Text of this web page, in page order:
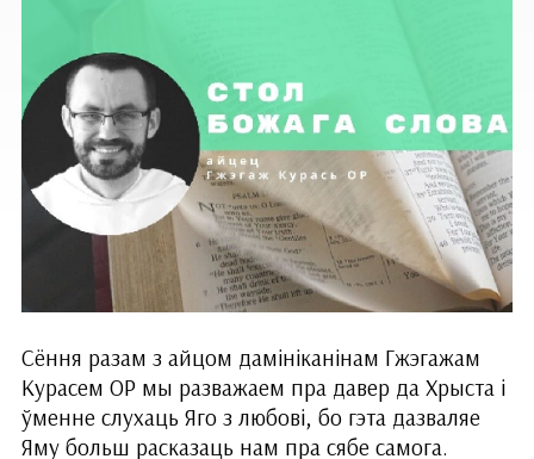
Сёння разам з айцом дамініканінам Гжэгажам
Курасем ОР мы разважаем пра давер да Хрыста і
ўменне слухаць Яго з любові, бо гэта дазваляе
Яму больш расказаць нам пра сябе самога.